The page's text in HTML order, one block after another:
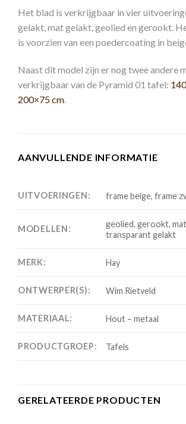
Het blad is verkrijgbaar in vier
gelakt, mat gelakt, geolied en gerookt.
is voorzien van een poedercoating in
Naast dit model zijn er nog twee andere
verkrijgbaar van de Pyramid 01 tafel:
200×75 cm
AANVULLENDE INFORMATIE
UITVOERINGEN: frame beige, frame
MODELLEN:
geolied, gerookt,
transparant gelakt
MERK: Hay
ONTWERPER(S): Wim Rietveld
MATERIAAL: Hout – metaal
PRODUCTGROEP: Tafels
GERELATEERDE PRODUCTEN